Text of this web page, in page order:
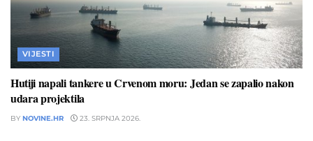
VIJESTI
Hutiji napali tankere u Crvenom moru: Jedan se zapalio nakon
udara projektila
BY NOVINE.HR 23. SRPNJA 2026.